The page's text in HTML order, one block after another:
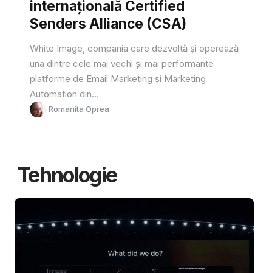
internațională Certified
Senders Alliance (CSA)
White Image, compania care dezvoltă și operează
una dintre cele mai vechi și mai performante
platforme de Email Marketing și Marketing
Automation din...
Romanita Oprea
Tehnologie